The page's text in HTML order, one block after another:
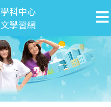
科中心
學習網